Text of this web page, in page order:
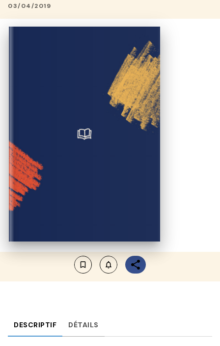
03/04/2019
bookmark_border notifications_none_outlined
DESCRIPTIF DÉTAILS